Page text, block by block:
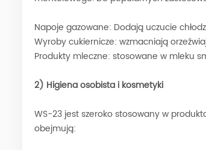
Napoje gazowane: Dodają uczucie
Wyroby cukiernicze: wzmacniają
Produkty mleczne: stosowane w mleku
2) Higiena osobista i kosmetyki
WS-23 jest szeroko stosowany w
obejmują: